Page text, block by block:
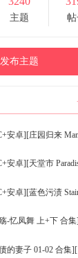
主题
发布主题
卓][庄园归来 Manor
卓][天堂市 Paradise City
卓][蓝色污渍 Stains of
忆凤舞 上+下 合集
妻子 01-02 合集